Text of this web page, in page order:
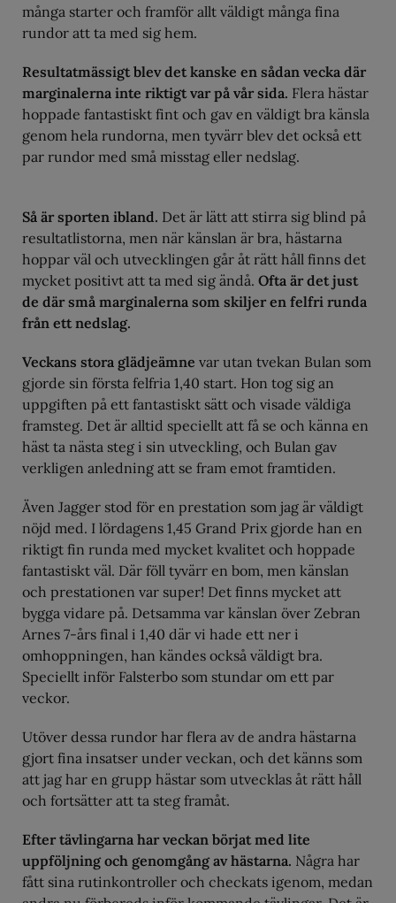
många starter och framför allt väldigt många fina
rundor att ta med sig hem.
Resultatmässigt blev det kanske en sådan vecka där
marginalerna inte riktigt var på vår sida. Flera hästar
hoppade fantastiskt fint och gav en väldigt bra känsla
genom hela rundorna, men tyvärr blev det också ett
par rundor med små misstag eller nedslag.
Så är sporten ibland. Det är lätt att stirra sig blind på
resultatlistorna, men när känslan är bra, hästarna
hoppar väl och utvecklingen går åt rätt håll finns det
mycket positivt att ta med sig ändå. Ofta är det just
de där små marginalerna som skiljer en felfri runda
från ett nedslag.
Veckans stora glädjeämne var utan tvekan Bulan som
gjorde sin första felfria 1,40 start. Hon tog sig an
uppgiften på ett fantastiskt sätt och visade väldiga
framsteg. Det är alltid speciellt att få se och känna en
häst ta nästa steg i sin utveckling, och Bulan gav
verkligen anledning att se fram emot framtiden.
Även Jagger stod för en prestation som jag är väldigt
nöjd med. I lördagens 1,45 Grand Prix gjorde han en
riktigt fin runda med mycket kvalitet och hoppade
fantastiskt väl. Där föll tyvärr en bom, men känslan
och prestationen var super! Det finns mycket att
bygga vidare på. Detsamma var känslan över Zebran
Arnes 7-års final i 1,40 där vi hade ett ner i
omhoppningen, han kändes också väldigt bra.
Speciellt inför Falsterbo som stundar om ett par
veckor.
Utöver dessa rundor har flera av de andra hästarna
gjort fina insatser under veckan, och det känns som
att jag har en grupp hästar som utvecklas åt rätt håll
och fortsätter att ta steg framåt.
Efter tävlingarna har veckan börjat med lite
uppföljning och genomgång av hästarna. Några har
fått sina rutinkontroller och checkats igenom, medan